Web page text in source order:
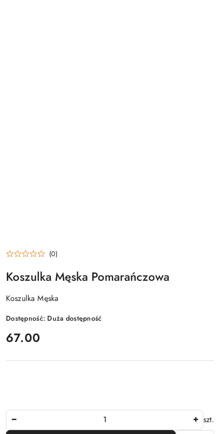
(0)
Koszulka Męska Pomarańczowa
Koszulka Męska
Dostępność: Duża dostępność
cena:
67.00
szt.